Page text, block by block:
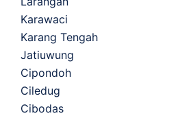
Karawaci
Karang Tengah
Jatiuwung
Cipondoh
Ciledug
Cibodas